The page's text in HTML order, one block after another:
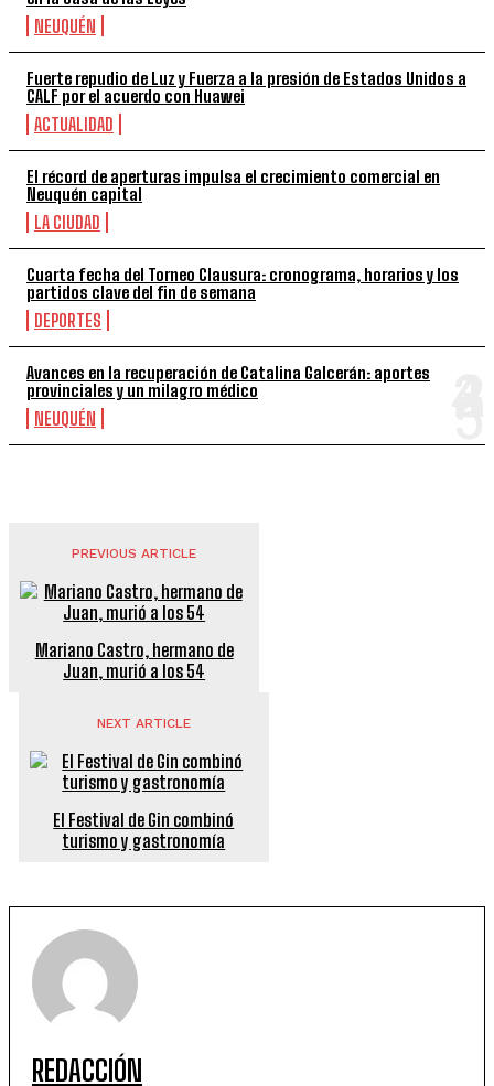
NEUQUÉN
Fuerte repudio de Luz y Fuerza a la presión de Estados Unidos a
CALF por el acuerdo con Huawei
ACTUALIDAD
El récord de aperturas impulsa el crecimiento comercial en
Neuquén capital
LA CIUDAD
Cuarta fecha del Torneo Clausura: cronograma, horarios y los
partidos clave del fin de semana
DEPORTES
Avances en la recuperación de Catalina Galcerán: aportes
provinciales y un milagro médico
NEUQUÉN
PREVIOUS ARTICLE
Mariano Castro, hermano de
Juan, murió a los 54
NEXT ARTICLE
El Festival de Gin combinó
turismo y gastronomía
REDACCIÓN